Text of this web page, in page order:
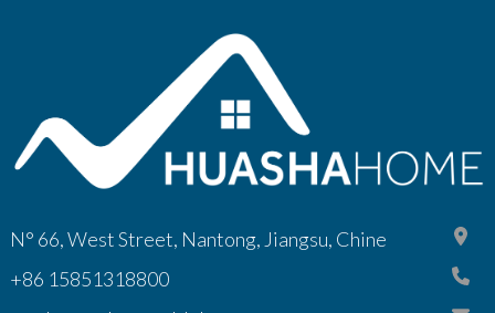
N° 66, West Street, Nantong, Jiangsu, Chine
+86 15851318800